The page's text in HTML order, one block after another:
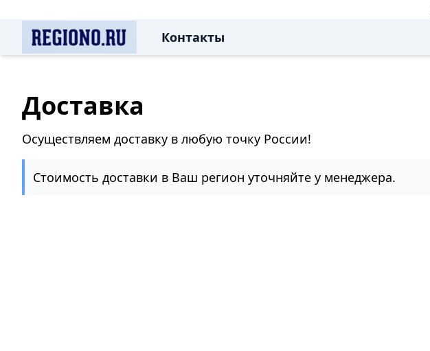
Контакты
Доставка
Осуществляем доставку в любую точку России!
Стоимость доставки в Ваш регион уточняйте у менеджера.